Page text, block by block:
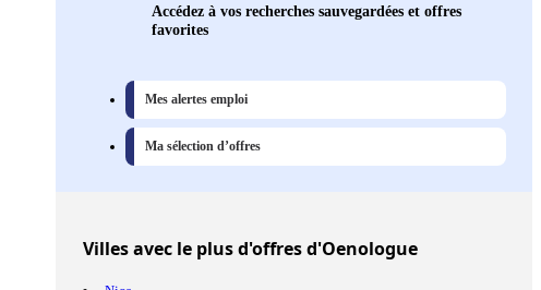
Accédez à vos recherches sauvegardées et offres
favorites
Mes alertes emploi
Ma sélection d’offres
Villesavec le plus d'offres d'Oenologue